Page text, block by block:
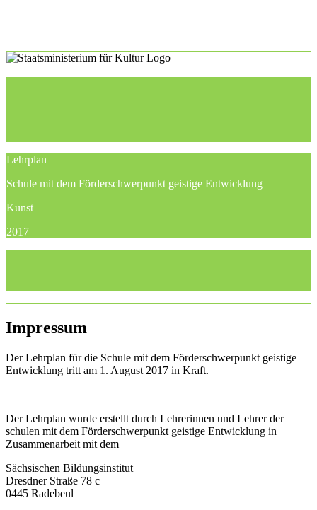
Lehrplan
Schule mit dem Förderschwerpunkt geistige Entwicklung
Kunst
2017
Impressum
Der Lehrplan für die Schule mit dem Förderschwerpunkt geistige
Entwicklung tritt am 1. August 2017 in Kraft.
Der Lehrplan wurde erstellt durch Lehrerinnen und Lehrer der
schulen mit dem Förderschwerpunkt geistige Entwicklung in
Zusammenarbeit mit dem
Sächsischen Bildungsinstitut
Dresdner Straße 78 c
0445 Radebeul